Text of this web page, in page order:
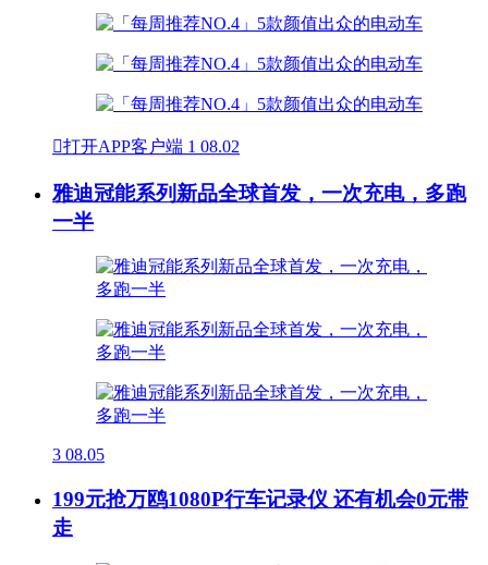
打开APP客户端 1 08.02
雅迪冠能系列新品全球首发，一次充电，多跑
一半
3 08.05
199元抢万鸥1080P行车记录仪 还有机会0元带
走